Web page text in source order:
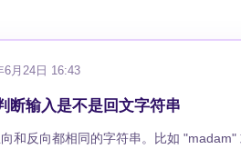
比。这是因为每次操作减少一半的搜
会经历以下步骤： 1. 比较中间的数（大约 512），1024 大于它，因此我们去右边的子数组里查
间数（大约 768），1024 仍然大于它，
字，直到最后找到 1024。 在这个例子中，
6月24日 16:43
断输入是不是回文字符串
同的字符串。比如 "madam" 或者 "racecar" 就是回文字符串